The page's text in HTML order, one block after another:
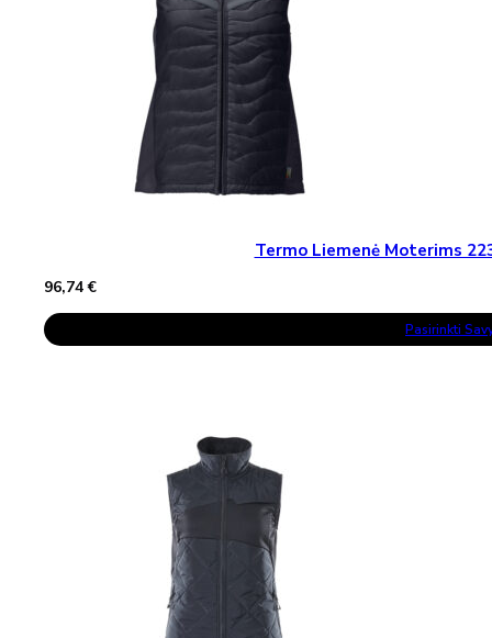
Termo Liemenė Moterims
96,74€
Pasirinkti
This
Product
Has